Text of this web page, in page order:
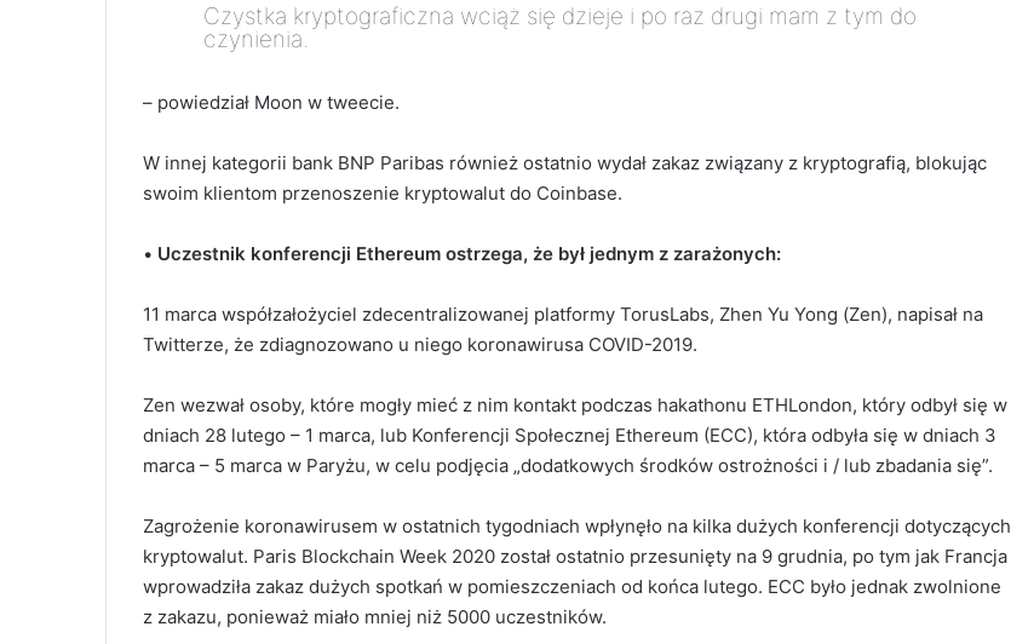
Czystka kryptograficzna wciąż się dzieje i po raz drugi mam z tym do
czynienia.
– powiedział Moon w tweecie.
W innej kategorii bank BNP Paribas również ostatnio wydał zakaz związany z kryptografią, blokując
swoim klientom przenoszenie kryptowalut do Coinbase.
• Uczestnik konferencji Ethereum ostrzega, że był jednym z zarażonych:
11 marca współzałożyciel zdecentralizowanej platformy TorusLabs, Zhen Yu Yong (Zen), napisał na
Twitterze, że zdiagnozowano u niego koronawirusa COVID-2019.
Zen wezwał osoby, które mogły mieć z nim kontakt podczas hakathonu ETHLondon, który odbył się w
dniach 28 lutego – 1 marca, lub Konferencji Społecznej Ethereum (ECC), która odbyła się w dniach 3
marca – 5 marca w Paryżu, w celu podjęcia „dodatkowych środków ostrożności i / lub zbadania się”.
Zagrożenie koronawirusem w ostatnich tygodniach wpłynęło na kilka dużych konferencji dotyczących
kryptowalut. Paris Blockchain Week 2020 został ostatnio przesunięty na 9 grudnia, po tym jak Francja
wprowadziła zakaz dużych spotkań w pomieszczeniach od końca lutego. ECC było jednak zwolnione
z zakazu, ponieważ miało mniej niż 5000 uczestników.